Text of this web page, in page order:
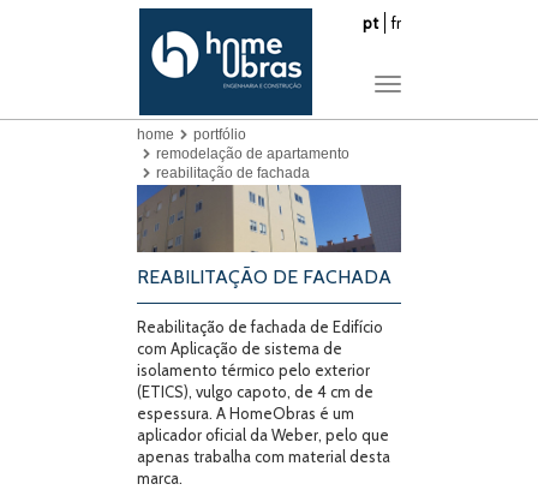
pt fr
Toggle
home
portfólio
remodelação de apartamento
reabilitação de fachada
REABILITAÇÃO DE FACHADA
Reabilitação de fachada de Edifício
com Aplicação de sistema de
isolamento térmico pelo exterior
(ETICS), vulgo capoto, de 4 cm de
espessura. A HomeObras é um
aplicador oficial da Weber, pelo que
apenas trabalha com material desta
marca.